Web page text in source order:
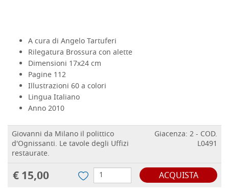
A cura di Angelo Tartuferi
Rilegatura Brossura con alette
Dimensioni 17x24 cm
Pagine 112
Illustrazioni 60 a colori
Lingua Italiano
Anno2010
Giovanni da Milano il polittico
d'Ognissanti. Le tavole degli Uffizi
restaurate.
Giacenza: 2 - COD.
L0491
€ 15,00 ACQUISTA